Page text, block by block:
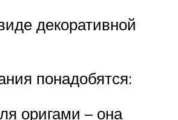
декоративной
понадобятся:
оригами – она